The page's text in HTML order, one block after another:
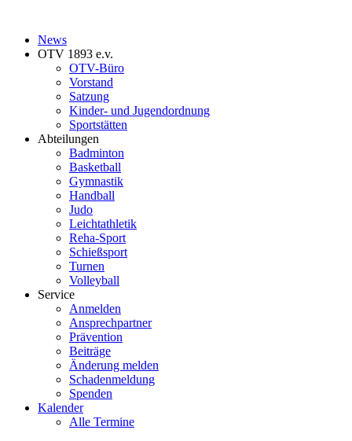
News
OTV 1893 e.v.
OTV-Büro
Vorstand
Satzung
Kinder- und Jugendordnung
Sportstätten
Abteilungen
Badminton
Basketball
Gymnastik
Handball
Judo
Leichtathletik
Reha-Sport
Schießsport
Turnen
Volleyball
Service
Anmelden
Ansprechpartner
Prävention
Beiträge
Änderung melden
Schadenmeldung
Spenden
Kalender
Alle Termine